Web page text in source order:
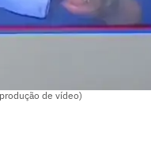
de vídeo)